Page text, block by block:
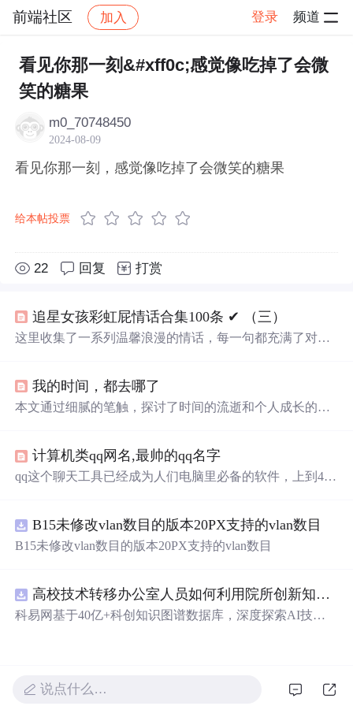
前端社区 加入 登录 频道
社区 前端社区 感慨 帖子详情
看见你那一刻&#xff0c;感觉像吃掉了会微
笑的糖果
m0_70748450
2024-08-09
看见你那一刻，感觉像吃掉了会微笑的糖果
给本帖投票
22 回复 打赏
追星女孩彩虹屁情话合集100条 ✔︎ （三）
这里收集了一系列温馨浪漫的情话，每一句都充满了对爱
我的时间，都去哪了
本文通过细腻的笔触，探讨了时间的流逝和个人成长的关
计算机类qq网名,最帅的qq名字
qq这个聊天工具已经成为人们电脑里必备的软件，上到40~
字符作为名字。就是因为取名没有太多的限制，反而让人
不知道改什么名字好。下面安康网为大家准备了一堆帅气
名技巧大家参考的。1.避免重复。...
B15未修改vlan数目的版本20PX支持的vlan数目
B15未修改vlan数目的版本20PX支持的vlan数目
高校技术转移办公室人员如何利用院所创新知识图谱发现技术转化瓶颈？.docx
科易网基于40亿+科创知识图谱数据库，深度探索AI技术
智能化发展。
说点什么…